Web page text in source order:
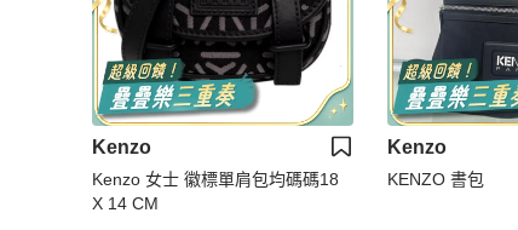
Kenzo
Kenzo 女士 徽標單肩包均碼碼18
X 14 CM
Kenzo
KENZO 書包